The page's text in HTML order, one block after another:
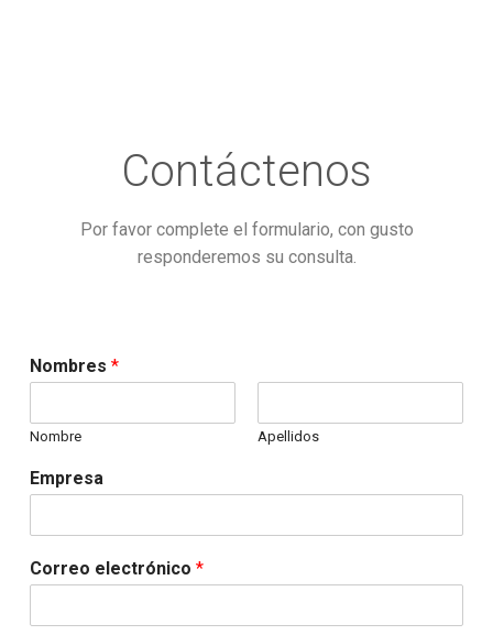
Contáctenos
Por favor complete el formulario, con gusto
responderemos su consulta.
Nombres *
Nombre Apellidos
Empresa
Correo electrónico *